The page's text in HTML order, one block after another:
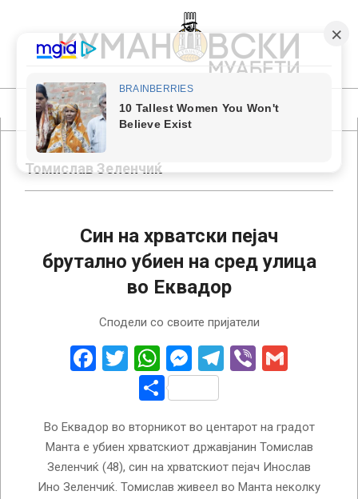
content
КУМАНОВСКИ
МУАБЕТИ
Primary
Navigation
MenuТомислав Зеленчиќ
Син на хрватски пејач
брутално убиен на сред улица
во Еквадор
Сподели со своите пријатели
Facebook
Twitter
WhatsApp
Messenger
Telegram
Viber
Share
Во Еквадор во вторникот во центарот на градот
Манта е убиен хрватскиот државјанин Томислав
Зеленчиќ (48), син на хрватскиот пејач Инослав
Ино Зеленчиќ. Томислав живеел во Манта неколку